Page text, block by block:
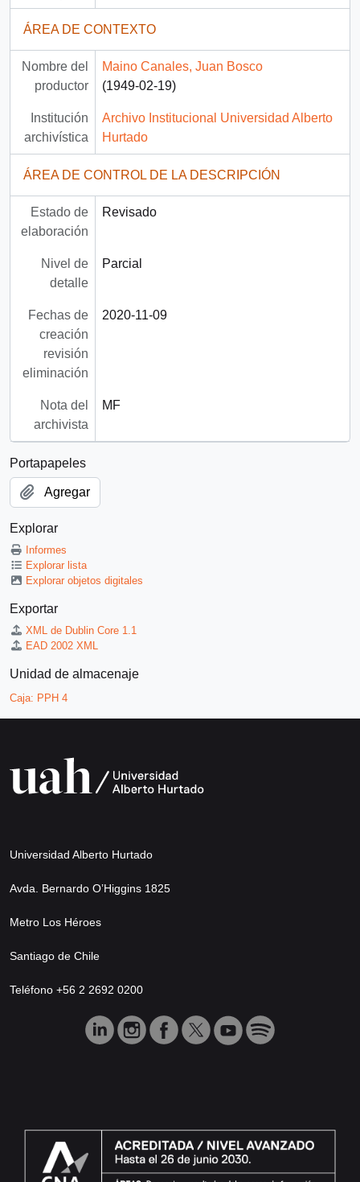
ÁREA DE CONTEXTO
Nombre del
productor
Maino Canales, Juan Bosco
(1949-02-19)
Institución
archivística
Archivo Institucional Universidad Alberto
Hurtado
ÁREA DE CONTROL DE LA DESCRIPCIÓN
Estado de
elaboración
Revisado
Nivel de
detalle
Parcial
Fechas de
creación
revisión
eliminación
2020-11-09
Nota del
archivista
MF
Portapapeles
Agregar
Explorar
Informes
Explorar lista
Explorar objetos digitales
Exportar
XML de Dublin Core 1.1
EAD 2002 XML
Unidad de almacenaje
Caja: PPH 4
Universidad Alberto Hurtado
Avda. Bernardo O’Higgins 1825
Metro Los Héroes
Santiago de Chile
Teléfono +56 2 2692 0200